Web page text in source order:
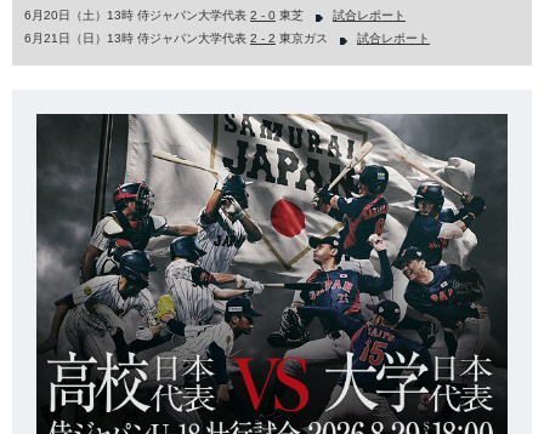
6月20日（土）13時 侍ジャパン大学代表 2 - 0 東芝
試合レポート
6月21日（日）13時 侍ジャパン大学代表 2 - 2 東京ガス 試合レポート